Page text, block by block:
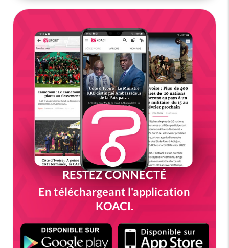
RESTEZ CONNECTÉ
En téléchargeant l'application
KOACI.